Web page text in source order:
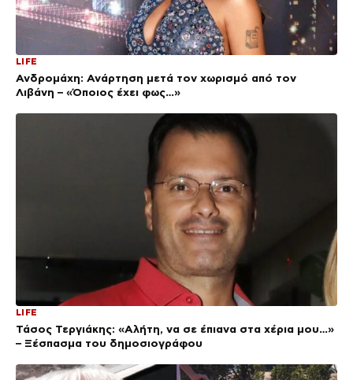
LIFE
Ανδρομάχη: Ανάρτηση μετά τον χωρισμό από τον
Λιβάνη – «Όποιος έχει φως…»
LIFE
Τάσος Τεργιάκης: «Αλήτη, να σε έπιανα στα χέρια μου…»
– Ξέσπασμα του δημοσιογράφου